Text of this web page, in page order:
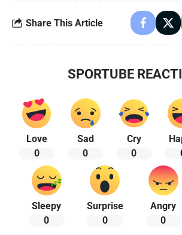
Share This Article
SPORTUBE
Love
0
Sad
0
Cry
0
Sleepy
0
Surprise
0
Angry
0